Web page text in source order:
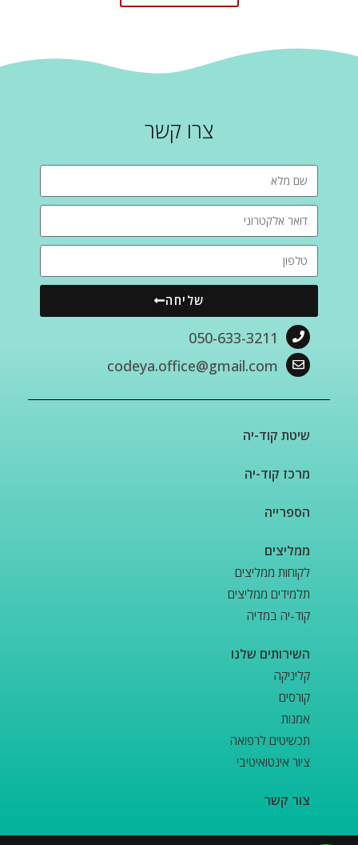
צרו קשר
שליחה
050-633-3211
codeya.office@gmail.com
שיטת קוד-יה
מרכז קוד-יה
הספרייה
ממליצים
לקוחות ממליצים
תלמידים ממליצים
קוד-יה במדיה
השירותים שלנו
קליניקה
קורסים
אמנות
תכשיטים לרפואה
ציור אינטואיטיבי
צור קשר